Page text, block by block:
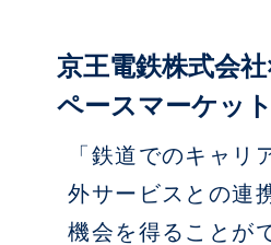
セミナー＆
京王電鉄株式会
ペースマーケッ
「鉄道でのキャリ
外サービスとの連
機会を得ることが